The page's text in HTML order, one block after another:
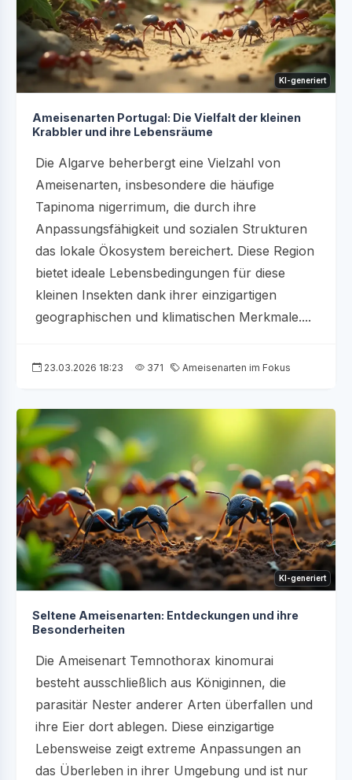
KI-generiert
Ameisenarten Portugal: Die Vielfalt der kleinen
Krabbler und ihre Lebensräume
Die Algarve beherbergt eine Vielzahl von
Ameisenarten, insbesondere die häufige
Tapinoma nigerrimum, die durch ihre
Anpassungsfähigkeit und sozialen Strukturen
das lokale Ökosystem bereichert. Diese Region
bietet ideale Lebensbedingungen für diese
kleinen Insekten dank ihrer einzigartigen
geographischen und klimatischen Merkmale....
23.03.2026 18:23 371 Ameisenarten im Fokus
KI-generiert
Seltene Ameisenarten: Entdeckungen und ihre
Besonderheiten
Die Ameisenart Temnothorax kinomurai
besteht ausschließlich aus Königinnen, die
parasitär Nester anderer Arten überfallen und
ihre Eier dort ablegen. Diese einzigartige
Lebensweise zeigt extreme Anpassungen an
das Überleben in ihrer Umgebung und ist nur